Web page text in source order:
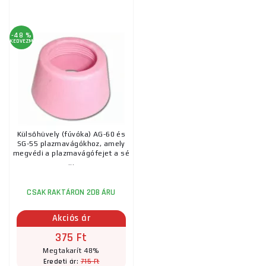
-48 %
KEDVEZMÉNY
Külsőhüvely (fúvóka) AG-60 és
SG-55 plazmavágókhoz, amely
megvédi a plazmavágófejet a sé
...
CSAK RAKTÁRON 2DB ÁRU
Akciós ár
375 Ft
Megtakarít 48%
Eredeti ár:715 Ft